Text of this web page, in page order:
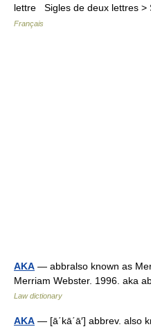
lettre Sigles de deux lettres
Français
AKA — abbralso known as
Merriam Webster. 1996. aka
Law dictionary
AKA — [ā΄kā΄ā′] abbrev. also